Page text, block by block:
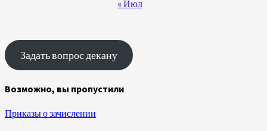
« Июл
Задать вопрос декану
Возможно, вы пропустили
Приказы о зачислении